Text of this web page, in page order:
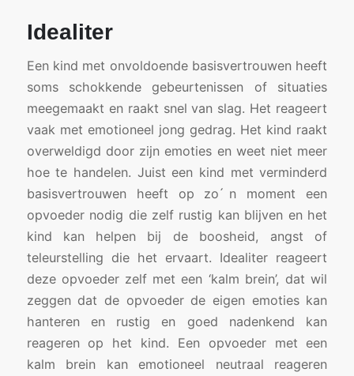
Idealiter
Een kind met onvoldoende basisvertrouwen heeft
soms schokkende gebeurtenissen of situaties
meegemaakt en raakt snel van slag. Het reageert
vaak met emotioneel jong gedrag. Het kind raakt
overweldigd door zijn emoties en weet niet meer
hoe te handelen. Juist een kind met verminderd
basisvertrouwen heeft op zo ́n moment een
opvoeder nodig die zelf rustig kan blijven en het
kind kan helpen bij de boosheid, angst of
teleurstelling die het ervaart. Idealiter reageert
deze opvoeder zelf met een ‘kalm brein’, dat wil
zeggen dat de opvoeder de eigen emoties kan
hanteren en rustig en goed nadenkend kan
reageren op het kind. Een opvoeder met een
kalm brein kan emotioneel neutraal reageren